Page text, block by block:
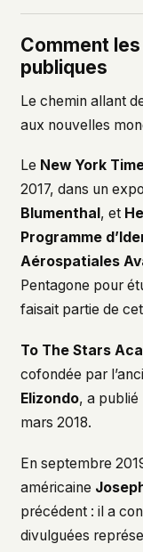
Comment
publiques
Le chemin allant
aux nouvelles
Le New York
2017, dans un
Blumenthal , et
Programme
Aérospatiales
Pentagone pour
faisait partie de
To The Stars
cofondée par
Elizondo, a publié
mars 2018.
En septembre
américaine
précédent : il a
divulguées